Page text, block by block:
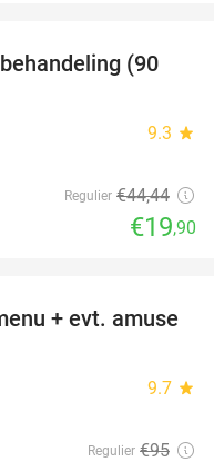
55%
(90
9.3 star
Regulier €44,44
€19,90
29%
+ evt. amuse
9.7 star
Regulier €95